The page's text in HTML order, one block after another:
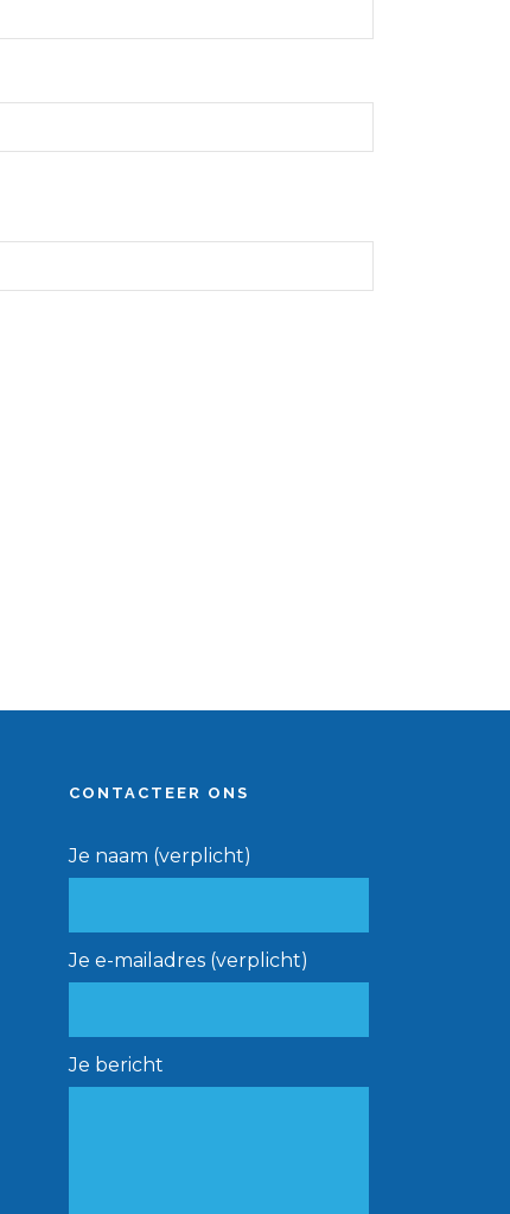
CONTACTEER ONS
Je naam (verplicht)
Je e-mailadres (verplicht)
Je bericht